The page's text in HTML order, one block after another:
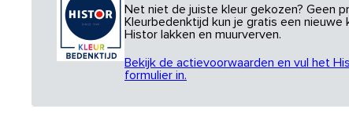
Net niet de juiste kleur gekozen? Geen
Kleurbedenktijd kun je gratis een nieuwe
Histor lakken en muurverven.
Bekijk de actievoorwaarden en vul het
formulier in.